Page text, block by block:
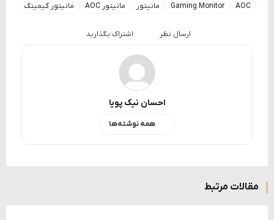
AOC
Gaming Monitor مانیتور مانیتور AOC مانیتور گیمینگ
ارسال نظر اشتراک بگذارید
احسان نیک پویا
همه نوشته‌ها
مقالات مرتبط